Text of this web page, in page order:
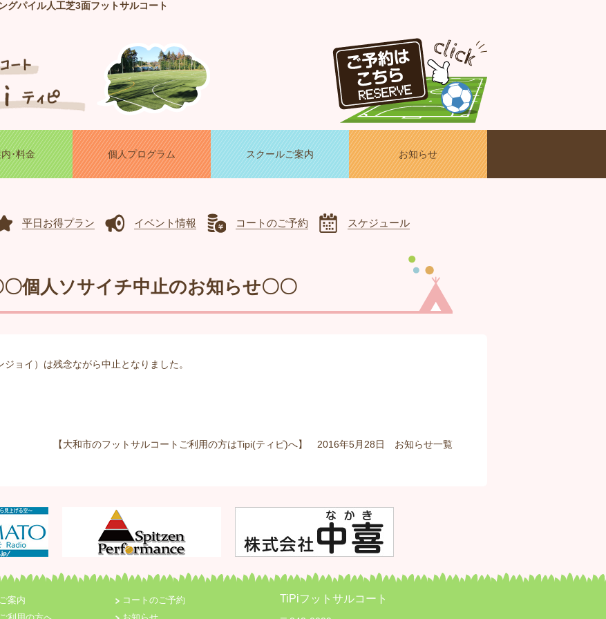
グパイル人工芝3面フットサルコート
･料金 個人プログラム スクールご案内 お知らせ
平日お得プラン イベント情報 コートのご予約 スケジュール
〇個人ソサイチ中止のお知らせ〇〇
ョイ）は残念ながら中止となりました。
【大和市のフットサルコートご利用の方はTipi(ティピ)へ】 2016年5月28日 お知らせ一覧
案内
コートのご予約
TiPiフットサルコート